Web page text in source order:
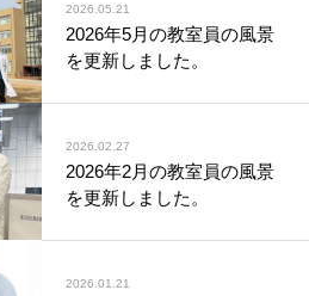
2026.05.21
2026年5月の教室員の風景
を更新しました。
2026.02.27
2026年2月の教室員の風景
を更新しました。
2026.01.21